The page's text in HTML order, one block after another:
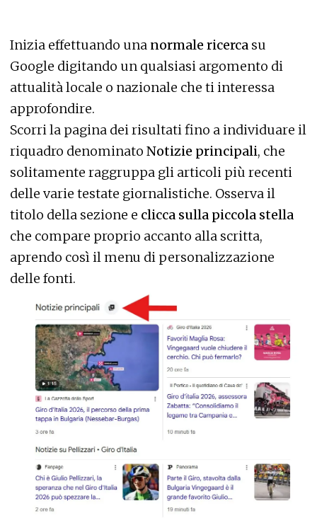
Inizia effettuando una normale ricerca su
Google digitando un qualsiasi argomento di
attualità locale o nazionale che ti interessa
approfondire.
Scorri la pagina dei risultati fino a individuare il
riquadro denominato Notizie principali, che
solitamente raggruppa gli articoli più recenti
delle varie testate giornalistiche. Osserva il
titolo della sezione e clicca sulla piccola stella
che compare proprio accanto alla scritta,
aprendo così il menu di personalizzazione
delle fonti.